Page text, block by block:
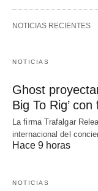
NOTICIAS RECIENTES
NOTICIAS
Ghost
Big To Rig’
La firma Trafalgar
internacional del
Hace 9 horas
NOTICIAS